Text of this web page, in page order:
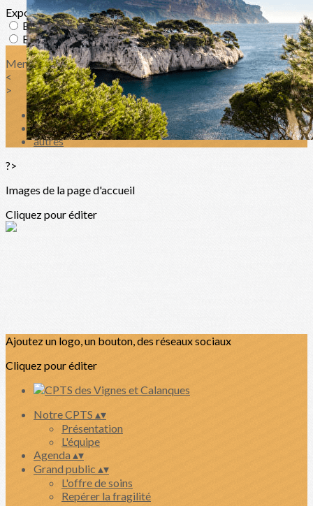
Exporter les lignes sélectionnées
Exporter toutes les colonnes
Exporter uniquement les colonnes affichées
Menu
<
>
Contact
Recherche de Professionnels de santé
autres
?>
Images de la page d'accueil
Cliquez pour éditer
Ajoutez un logo, un bouton, des réseaux sociaux
Cliquez pour éditer
Notre CPTS ▴▾
Présentation
L'équipe
Agenda▴▾
Grand public ▴▾
L'offre de soins
Repérer la fragilité